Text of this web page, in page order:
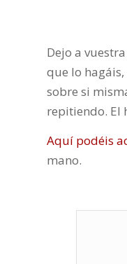
Dejo a
que lo
sobre si
repitiendo. El
Aquí podéis
mano.